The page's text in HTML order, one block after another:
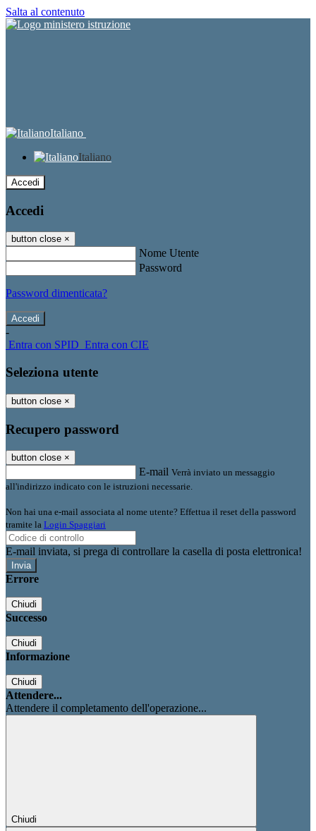
Salta al contenuto
Italiano
Italiano
Accedi
Accedi
button close ×
Nome Utente
Password
Password dimenticata?
-
Entra con SPID Entra con CIE
Seleziona utente
button close ×
Recupero password
button close ×
E-mail Verrà inviato un messaggio
all'indirizzo indicato con le istruzioni necessarie.
Non hai una e-mail associata al nome utente? Effettua il reset della password
tramite la Login Spaggiari
E-mail inviata, si prega di controllare la casella di posta elettronica!
Errore
Chiudi
Successo
Chiudi
Informazione
Chiudi
Attendere...
Attendere il completamento dell'operazione...
Chiudi